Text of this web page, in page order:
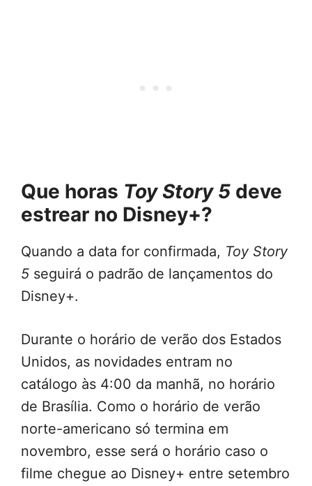
Que horas Toy Story 5 deve
estrear no Disney+?
Quando a data for confirmada, Toy Story
5 seguirá o padrão de lançamentos do
Disney+.
Durante o horário de verão dos Estados
Unidos, as novidades entram no
catálogo às 4:00 da manhã, no horário
de Brasília. Como o horário de verão
norte-americano só termina em
novembro, esse será o horário caso o
filme chegue ao Disney+ entre setembro